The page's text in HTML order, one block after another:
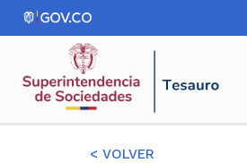
< VOLVER